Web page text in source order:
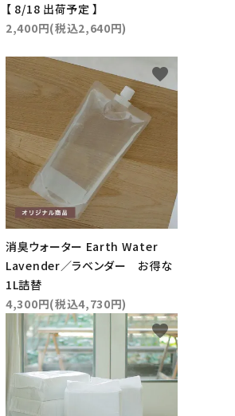
【 8/18 出荷予定 】
2,400円(税込2,640円)
消臭ウォーター Earth Water
Lavender／ラベンダー お得な
1L詰替
4,300円(税込4,730円)
favorite
favorite